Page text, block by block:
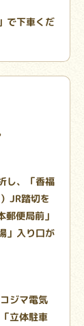
で下車くだ
し、「香福
JR踏切を
便局前」
」入り口が
ジマ電気
立体駐車